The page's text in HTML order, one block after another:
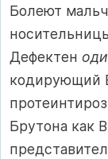
Болеют
Дефектен
кодирующий
Брутона как